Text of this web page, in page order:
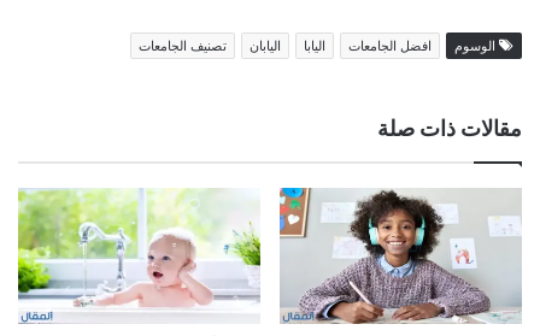
الوسوم افضل الجامعات اليابا اليابان تصنيف الجامعات
مقالات ذات صلة